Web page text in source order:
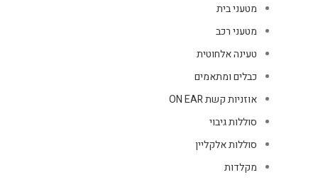
מטעני בית
מטעני רכב
טעינה אלחוטית
כבלים ומתאמים
אוזניות קשת ON EAR
סוללות גיבוי
סוללות אלקליין
מקלדות